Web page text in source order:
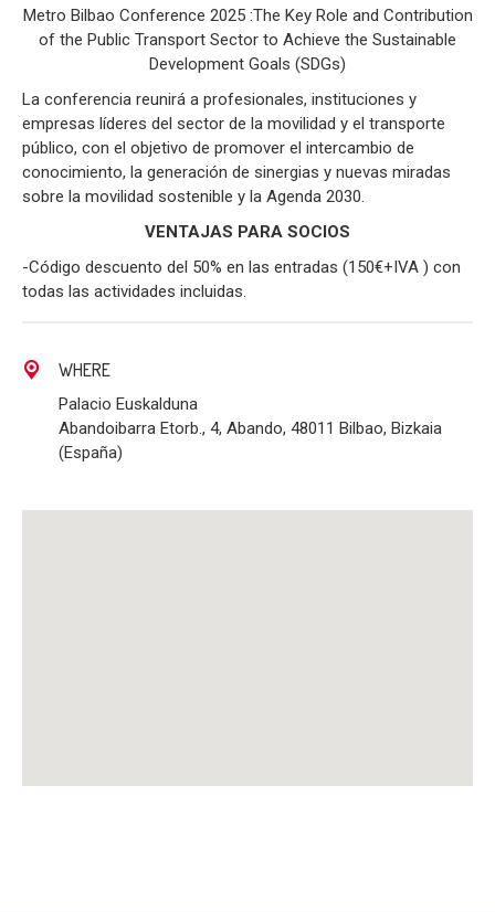
Metro Bilbao Conference 2025 :The Key Role and Contribution
of the Public Transport Sector to Achieve the Sustainable
Development Goals (SDGs)
La conferencia reunirá a profesionales, instituciones y
empresas líderes del sector de la movilidad y el transporte
público, con el objetivo de promover el intercambio de
conocimiento, la generación de sinergias y nuevas miradas
sobre la movilidad sostenible y la Agenda 2030.
VENTAJAS PARA SOCIOS
-Código descuento del 50% en las entradas (150€+IVA ) con
todas las actividades incluidas.
WHERE
Palacio Euskalduna
Abandoibarra Etorb., 4, Abando, 48011 Bilbao, Bizkaia
(España)